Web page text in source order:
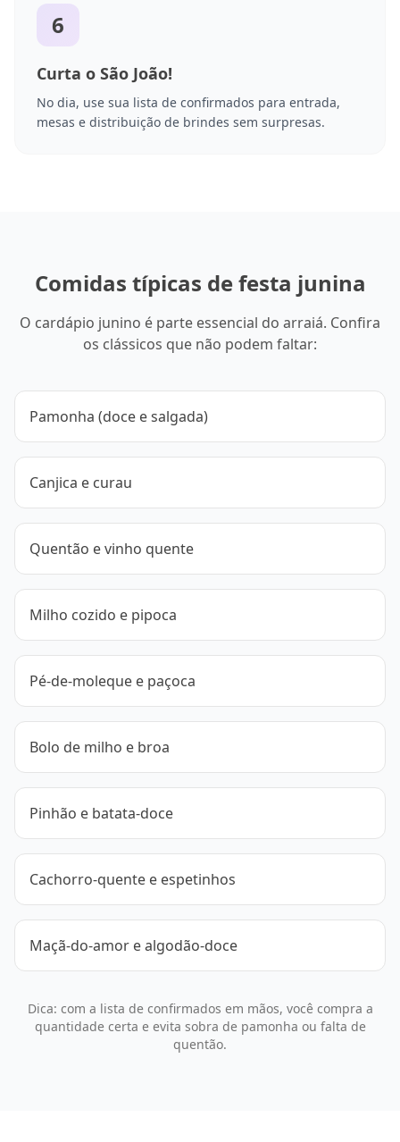
6
Curta o São João!
No dia, use sua lista de confirmados para entrada,
mesas e distribuição de brindes sem surpresas.
Comidas típicas de festa junina
O cardápio junino é parte essencial do arraiá. Confira
os clássicos que não podem faltar:
Pamonha (doce e salgada)
Canjica e curau
Quentão e vinho quente
Milho cozido e pipoca
Pé-de-moleque e paçoca
Bolo de milho e broa
Pinhão e batata-doce
Cachorro-quente e espetinhos
Maçã-do-amor e algodão-doce
Dica: com a lista de confirmados em mãos, você compra a
quantidade certa e evita sobra de pamonha ou falta de
quentão.